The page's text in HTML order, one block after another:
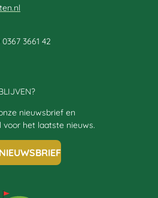
3661 42
nieuwsbrief en
het laatste nieuws.